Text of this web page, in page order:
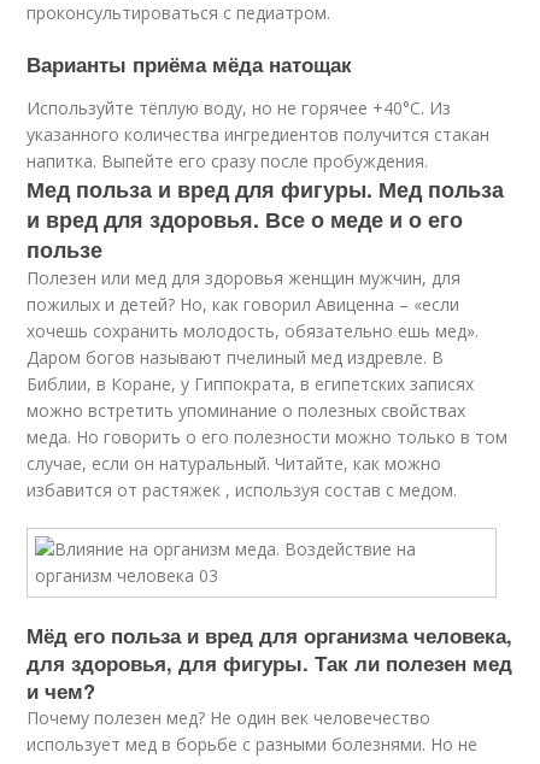
проконсультироваться с педиатром.
Варианты приёма мёда натощак
Используйте тёплую воду, но не горячее +40°С. Из
указанного количества ингредиентов получится стакан
напитка. Выпейте его сразу после пробуждения.
Мед польза и вред для фигуры. Мед польза
и вред для здоровья. Все о меде и о его
пользе
Полезен или мед для здоровья женщин мужчин, для
пожилых и детей? Но, как говорил Авиценна – «если
хочешь сохранить молодость, обязательно ешь мед».
Даром богов называют пчелиный мед издревле. В
Библии, в Коране, у Гиппократа, в египетских записях
можно встретить упоминание о полезных свойствах
меда. Но говорить о его полезности можно только в том
случае, если он натуральный. Читайте, как можно
избавится от растяжек , используя состав с медом.
Мёд его польза и вред для организма человека,
для здоровья, для фигуры. Так ли полезен мед
и чем?
Почему полезен мед? Не один век человечество
использует мед в борьбе с разными болезнями. Но не